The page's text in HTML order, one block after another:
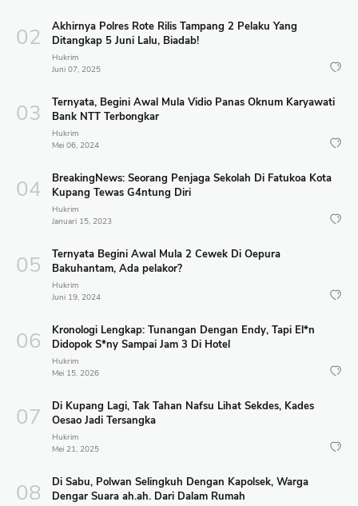
Akhirnya Polres Rote Rilis Tampang 2 Pelaku Yang
Ditangkap 5 Juni Lalu, Biadab!
Hukrim
Juni 07, 2025
Ternyata, Begini Awal Mula Vidio Panas Oknum Karyawati
Bank NTT Terbongkar
Hukrim
Mei 06, 2024
BreakingNews: Seorang Penjaga Sekolah Di Fatukoa Kota
Kupang Tewas G4ntung Diri
Hukrim
Januari 15, 2023
Ternyata Begini Awal Mula 2 Cewek Di Oepura
Bakuhantam, Ada pelakor?
Hukrim
Juni 19, 2024
Kronologi Lengkap: Tunangan Dengan Endy, Tapi El*n
Didopok S*ny Sampai Jam 3 Di Hotel
Hukrim
Mei 15, 2026
Di Kupang Lagi, Tak Tahan Nafsu Lihat Sekdes, Kades
Oesao Jadi Tersangka
Hukrim
Mei 21, 2025
Di Sabu, Polwan Selingkuh Dengan Kapolsek, Warga
Dengar Suara ah.ah. Dari Dalam Rumah